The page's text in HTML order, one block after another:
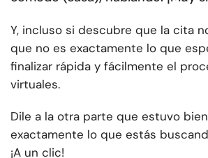
Y, incluso si descubre que la cita
que no es exactamente lo que
finalizar rápida y fácilmente el
virtuales.
Dile a la otra parte que estuvo
exactamente lo que estás
¡A un clic!